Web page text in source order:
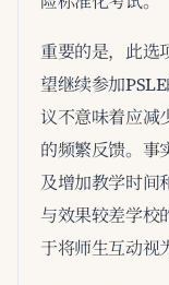
重要的是，此选
望继续参加
议不意味着应减
的频繁反馈。事
及增加教学时间
与效果较差学校
于将师生互动视